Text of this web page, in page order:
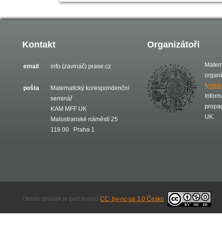
Kontakt
email info (zavináč) prase.cz
pošta
Matematický korespondenční
seminář
KAM MFF UK
Malostranské náměstí 25
118 00 Praha 1
Organizátoři
UK.
Obsah stránek je pod licencí CC: by-nc-sa 3.0 Česko